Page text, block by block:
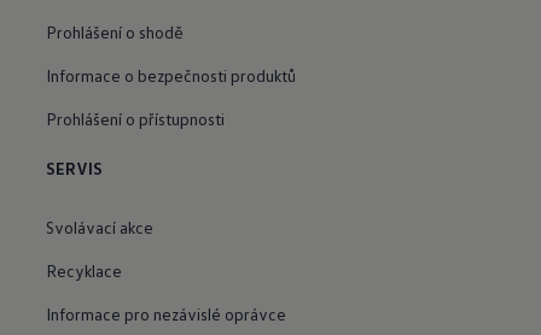
Prohlášení o shodě
Informace o bezpečnosti produktů
Prohlášení o přístupnosti
SERVIS
Svolávací akce
Recyklace
Informace pro nezávislé oprávce